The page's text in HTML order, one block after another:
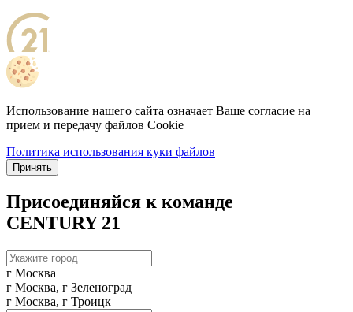
Использование нашего сайта означает Ваше согласие на
прием и передачу файлов Cookie
Политика использования куки файлов
Принять
Присоединяйся к команде
CENTURY 21
г Москва
г Москва, г Зеленоград
г Москва, г Троицк